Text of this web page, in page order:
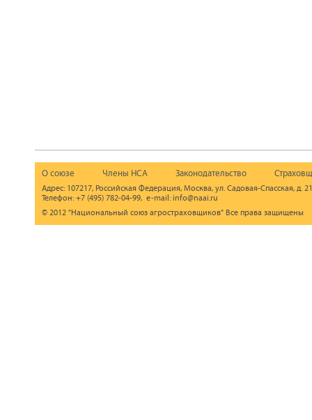
О союзе Члены НСА Законодательство
Адрес: 107217, Российская Федерация, Москва, ул. Садовая-Спасская, д.
Телефон: +7 (495) 782-04-99, e-mail: info@naai.ru
© 2012 "Национальный союз агростраховщиков" Все права защищены